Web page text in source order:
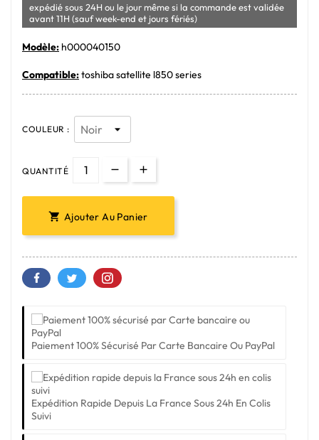
expédié sous 24H ou le jour même si la commande est validée
avant 11H (sauf week-end et jours fériés)
Modèle: h000040150
Compatible:toshiba satellite l850 series
COULEUR :
QUANTITÉ
 Ajouter Au Panier
Paiement 100% Sécurisé Par Carte Bancaire Ou PayPal
Expédition Rapide Depuis La France Sous 24h En Colis
Suivi